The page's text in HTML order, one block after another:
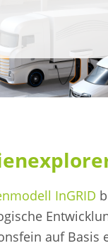
InGRID
auf Basis